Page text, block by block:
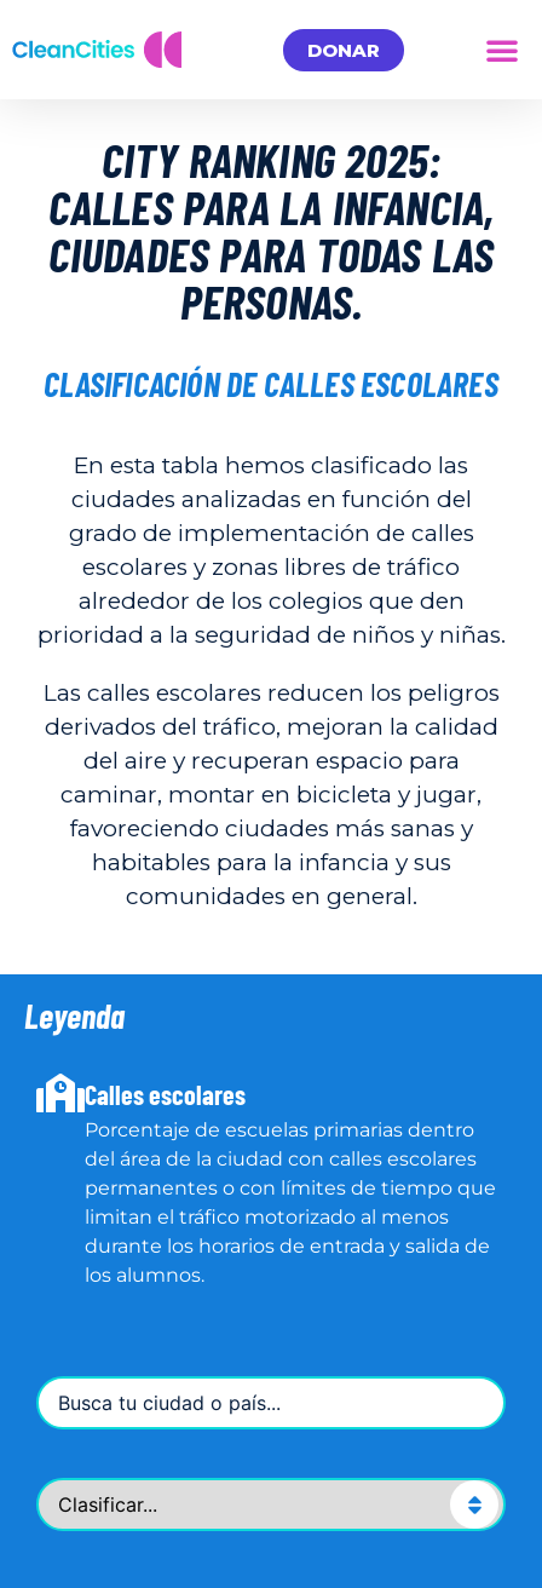
DONAR
CITY RANKING 2025:
CALLES PARA LA INFANCIA,
CIUDADES PARA TODAS LAS
PERSONAS.
CLASIFICACIÓN DE CALLES ESCOLARES
En esta tabla hemos clasificado las
ciudades analizadas en función del
grado de implementación de calles
escolares y zonas libres de tráfico
alrededor de los colegios que den
prioridad a la seguridad de niños y niñas.
Las calles escolares reducen los peligros
derivados del tráfico, mejoran la calidad
del aire y recuperan espacio para
caminar, montar en bicicleta y jugar,
favoreciendo ciudades más sanas y
habitables para la infancia y sus
comunidades en general.